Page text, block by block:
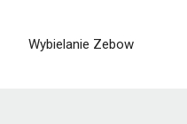
Wybielanie Zebow